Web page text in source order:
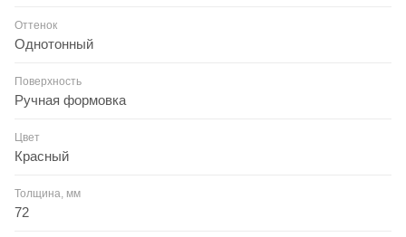
Оттенок
Однотонный
Поверхность
Ручная формовка
Цвет
Красный
Толщина, мм
72